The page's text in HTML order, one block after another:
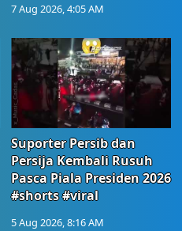
7 Aug 2026, 4:05 AM
Suporter Persib dan
Persija Kembali Rusuh
Pasca Piala Presiden 2026
#shorts #viral
5 Aug 2026, 8:16 AM